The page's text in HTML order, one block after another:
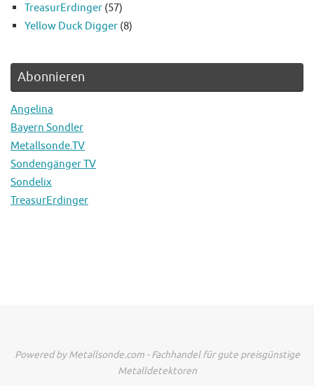
TreasurErdinger (57)
Yellow Duck Digger (8)
Abonnieren
Angelina
Bayern Sondler
Metallsonde.TV
Sondengänger TV
Sondelix
TreasurErdinger
Powered by Metallsonde.com - Fachhandel für gute preisgünstige
Metalldetektoren